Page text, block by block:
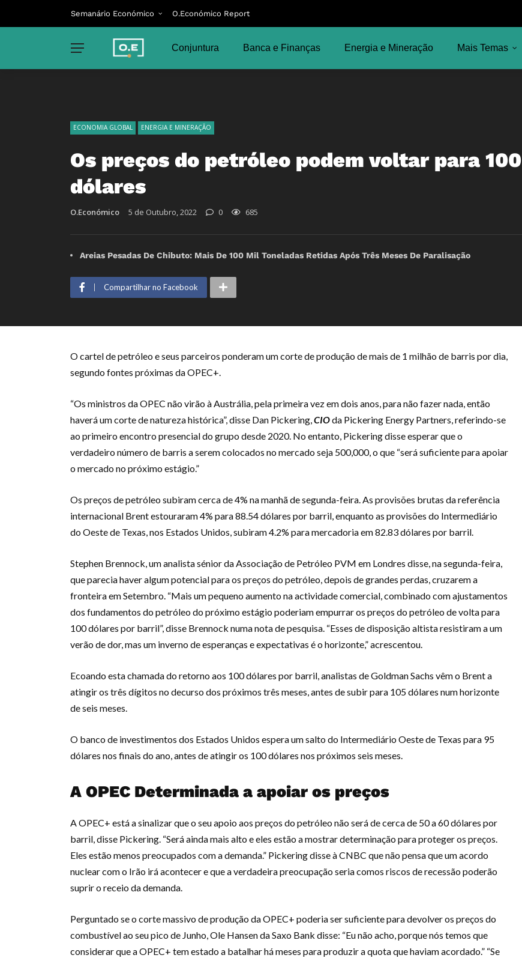
Semanário Económico O.Económico Report
Conjuntura Banca e Finanças Energia e Mineração Mais Temas
ECONOMIA GLOBAL ENERGIA E MINERAÇÃO
Os preços do petróleo podem voltar para 100
dólares
O.Económico 5 de Outubro, 2022 0 685
Areias Pesadas De Chibuto: Mais De 100 Mil Toneladas Retidas Após Três Meses De Paralisação
Compartilhar no Facebook
O cartel de petróleo e seus parceiros ponderam um corte de produção de mais de 1 milhão de barris por dia,
segundo fontes próximas da OPEC+.
“Os ministros da OPEC não virão à Austrália, pela primeira vez em dois anos, para não fazer nada, então
haverá um corte de natureza histórica”, disse Dan Pickering,CIOda Pickering Energy Partners, referindo-se
ao primeiro encontro presencial do grupo desde 2020. No entanto, Pickering disse esperar que o
verdadeiro número de barris a serem colocados no mercado seja 500,000, o que “será suficiente para apoiar
o mercado no próximo estágio.”
Os preços de petróleo subiram cerca de 4% na manhã de segunda-feira. As provisões brutas da referência
internacional Brent estouraram 4% para 88.54 dólares por barril, enquanto as provisões do Intermediário
do Oeste de Texas, nos Estados Unidos, subiram 4.2% para mercadoria em 82.83 dólares por barril.
Stephen Brennock, um analista sénior da Associação de Petróleo PVM em Londres disse, na segunda-feira,
que parecia haver algum potencial para os preços do petróleo, depois de grandes perdas, cruzarem a
fronteira em Setembro. “Mais um pequeno aumento na actividade comercial, combinado com ajustamentos
dos fundamentos do petróleo do próximo estágio poderiam empurrar os preços do petróleo de volta para
100 dólares por barril”, disse Brennock numa nota de pesquisa. “Esses de disposição altista resistiram a um
verão de dor, mas um inverno de esperanças e expectativas é o horizonte,” acrescentou.
Ecoando esta chamada do retorno aos 100 dólares por barril, analistas de Goldman Sachs vêm o Brent a
atingir os três dígitos no decurso dos próximos três meses, antes de subir para 105 dólares num horizonte
de seis meses.
O banco de investimentos dos Estados Unidos espera um salto do Intermediário Oeste de Texas para 95
dólares nos finais do ano, antes de atingir os 100 dólares nos próximos seis meses.
A OPEC Determinada a apoiar os preços
A OPEC+ está a sinalizar que o seu apoio aos preços do petróleo não será de cerca de 50 a 60 dólares por
barril, disse Pickering. “Será ainda mais alto e eles estão a mostrar determinação para proteger os preços.
Eles estão menos preocupados com a demanda.” Pickering disse à CNBC que não pensa que um acordo
nuclear com o Irão irá acontecer e que a verdadeira preocupação seria comos riscos de recessão poderão
suprir o receio da demanda.
Perguntado se o corte massivo de produção da OPEC+ poderia ser suficiente para devolver os preços do
combustível ao seu pico de Junho, Ole Hansen da Saxo Bank disse: “Eu não acho, porque nós temos que
considerar que a OPEC+ tem estado a batalhar há meses para produzir a quota que haviam acordado.” “Se